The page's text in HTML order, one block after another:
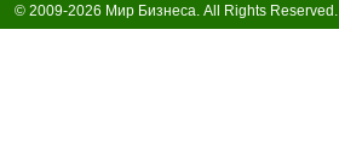
© 2009-2026 Мир Бизнеса. All Rights Reserved.